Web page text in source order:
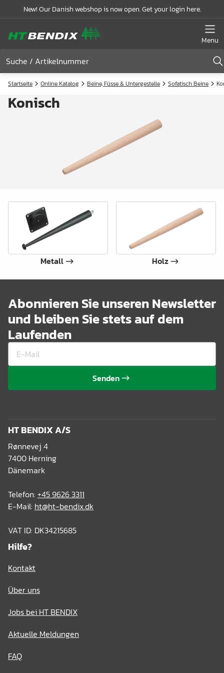
New! Our Danish webshop is now open. Get your login here.
Menu
Startseite Online Katalog Beine, Füsse & Untergestelle Sofatisch Beine
Konisch
Metall Holz
Abonnieren Sie unseren Newsletter
und bleiben Sie stets auf dem
Laufenden
Senden
HT BENDIX A/S
Rønnevej 4
7400 Herning
Dänemark
Telefon: +45 9626 3311
E-Mail: ht@ht-bendix.dk
VAT ID: DK34215685
Hilfe?
Kontakt
Über uns
Jobs bei HT BENDIX
Aktuelle Meldungen
FAQ